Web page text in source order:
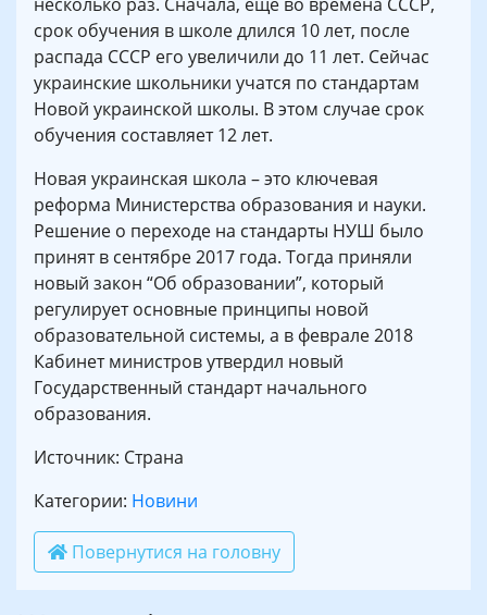
срок обучения в школе длился 10 лет, после
распада СССР его увеличили до 11 лет. Сейчас
украинские школьники учатся по стандартам
Новой украинской школы. В этом случае срок
обучения составляет 12 лет.
Новая украинская школа – это ключевая
реформа Министерства образования и науки.
Решение о переходе на стандарты НУШ было
принят в сентябре 2017 года. Тогда приняли
новый закон “Об образовании”, который
регулирует основные принципы новой
образовательной системы, а в феврале 2018
Кабинет министров утвердил новый
Государственный стандарт начального
образования.
Источник: Страна
Категории: Новини
Повернутися на головну